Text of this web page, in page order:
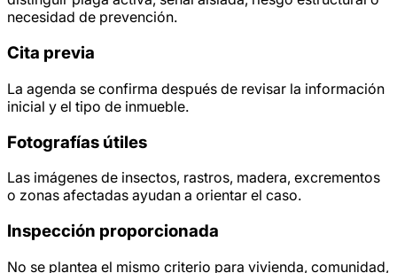
necesidad de prevención.
Cita previa
La agenda se confirma después de revisar la información
inicial y el tipo de inmueble.
Fotografías útiles
Las imágenes de insectos, rastros, madera, excrementos
o zonas afectadas ayudan a orientar el caso.
Inspección proporcionada
No se plantea el mismo criterio para vivienda, comunidad,